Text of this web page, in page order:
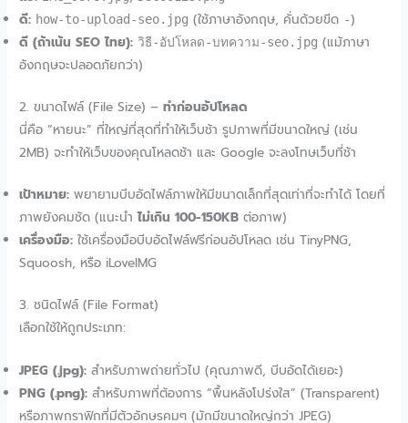
ดี: how-to-upload-seo.jpg (ใช้ภาษาอังกฤษ, คั่นด้วยขีด -)
ดี (ถ้าเน้น SEO ไทย): วิธี-อัปโหลด-บทความ-seo.jpg (แม้ภาษา
อังกฤษจะปลอดภัยกว่า)
2. ขนาดไฟล์ (File Size) –ทำก่อนอัปโหลด
นี่คือ “หายนะ” ที่ใหญ่ที่สุดที่ทำให้เว็บช้า รูปภาพที่มีขนาดใหญ่ (เช่น
2MB) จะทำให้เว็บของคุณโหลดช้า และ Google จะลงโทษเว็บที่ช้า
เป้าหมาย: พยายามบีบอัดไฟล์ภาพให้มีขนาดเล็กที่สุดเท่าที่จะทำได้ โดยที่
ภาพยังคมชัด (แนะนำไม่เกิน 100-150KB ต่อภาพ)
เครื่องมือ: ใช้เครื่องมือบีบอัดไฟล์ฟรีก่อนอัปโหลด เช่น TinyPNG,
Squoosh, หรือ iLoveIMG
3. ชนิดไฟล์ (File Format)
เลือกใช้ให้ถูกประเภท:
JPEG (.jpg): สำหรับภาพถ่ายทั่วไป (คุณภาพดี, บีบอัดได้เยอะ)
PNG (.png): สำหรับภาพที่ต้องการ “พื้นหลังโปร่งใส” (Transparent)
หรือภาพกราฟิกที่มีตัวอักษรคมๆ (มักมีขนาดใหญ่กว่า JPEG)